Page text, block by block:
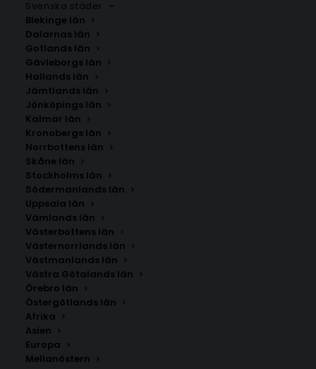
Svenska städer
Blekinge län
Dalarnas län
Gotlands län
Gävleborgs län
Hallands län
Jämtlands län
Jönköpings län
Kalmar län
Kronobergs län
Norrbottens län
Skåne län
Stockholms län
Södermanlands län
Uppsala län
Vämlands län
Västerbottens län
Västernorrlands län
Västmanlands län
Västra Götalands län
Örebro län
Östergötlands län
Afrika
Asien
Europa
Mellanöstern
SÖK AFFISCHER
Sök
efter: